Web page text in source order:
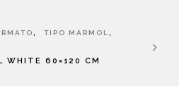
, TIPO MÁRMOL ,
WHITE 60×120 CM